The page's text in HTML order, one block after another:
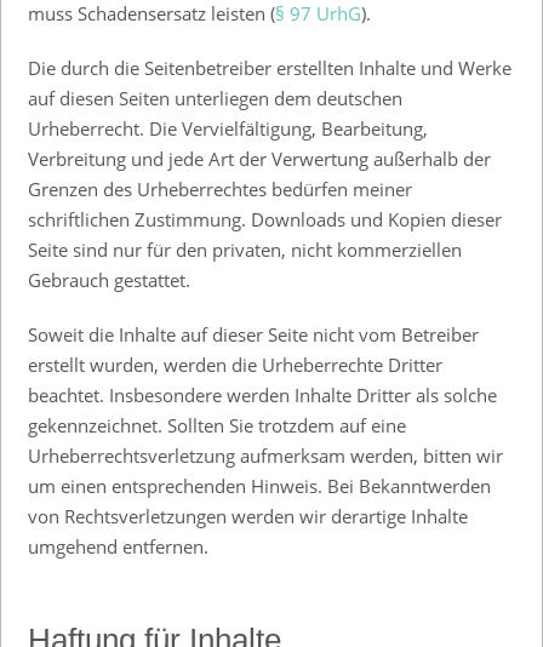
muss Schadensersatz leisten (§ 97 UrhG).
Die durch die Seitenbetreiber erstellten Inhalte und Werke
auf diesen Seiten unterliegen dem deutschen
Urheberrecht. Die Vervielfältigung, Bearbeitung,
Verbreitung und jede Art der Verwertung außerhalb der
Grenzen des Urheberrechtes bedürfen meiner
schriftlichen Zustimmung. Downloads und Kopien dieser
Seite sind nur für den privaten, nicht kommerziellen
Gebrauch gestattet.
Soweit die Inhalte auf dieser Seite nicht vom Betreiber
erstellt wurden, werden die Urheberrechte Dritter
beachtet. Insbesondere werden Inhalte Dritter als solche
gekennzeichnet. Sollten Sie trotzdem auf eine
Urheberrechtsverletzung aufmerksam werden, bitten wir
um einen entsprechenden Hinweis. Bei Bekanntwerden
von Rechtsverletzungen werden wir derartige Inhalte
umgehend entfernen.
Haftung für Inhalte